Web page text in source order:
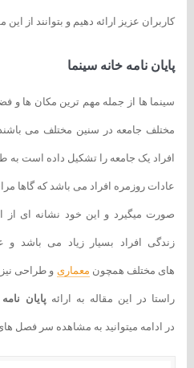
کاربران عزیز ارائه دهیم و بتوانند از این
پایان نامه خانه سینما
سینما ها از جمله مهم ترین مکان ها و
مختلف جامعه در سنین مختلف می
افراد یک جامعه را تشکیل داده است به
عادات روزمره افراد می باشد که گاها
صورت میگیرد و این خود نشانه ای از
زندگی افراد بسیار زیاد می باشد و
های مختلف همچون معماری و طراحی
راستا در این مقاله به ارائه پایان
در ادامه میتوانید به مشاهده سر فصل های